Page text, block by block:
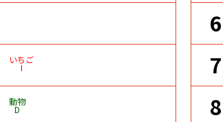
いちご
I
動物
D
6
7
8